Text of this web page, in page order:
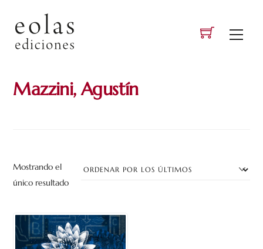
content
Mazzini, Agustín
Mostrando el
único resultado